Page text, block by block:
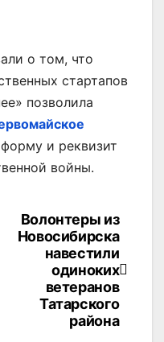
о том, что
стартапов
позволила
и реквизит
войны.
Волонтеры из
Новосибирска
навестили
одиноких
ветеранов
Татарского
района